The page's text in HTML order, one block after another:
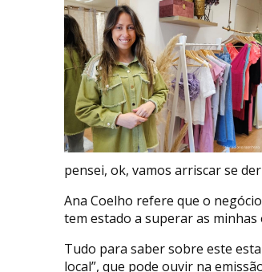
pensei, ok, vamos arriscar se
Ana Coelho refere que o
tem estado a superar as minhas
Tudo para saber sobre este
local”, que pode ouvir na